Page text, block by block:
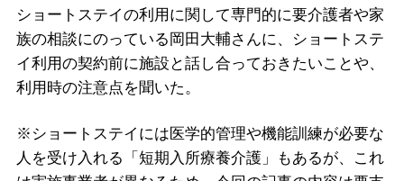
ショートステイの利用に関して専門的に要介護者や家
族の相談にのっている岡田大輔さんに、ショートステ
イ利用の契約前に施設と話し合っておきたいことや、
利用時の注意点を聞いた。
※ショートステイには医学的管理や機能訓練が必要な
人を受け入れる「短期入所療養介護」もあるが、これ